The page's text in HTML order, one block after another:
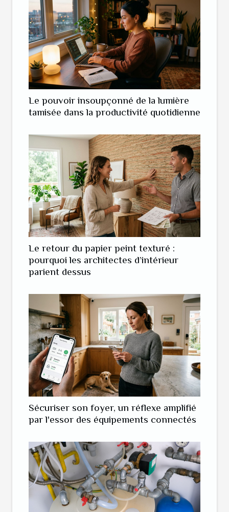
Le pouvoir insoupçonné de la lumière
tamisée dans la productivité quotidienne
Le retour du papier peint texturé :
pourquoi les architectes d’intérieur
parient dessus
Sécuriser son foyer, un réflexe amplifié
par l'essor des équipements connectés